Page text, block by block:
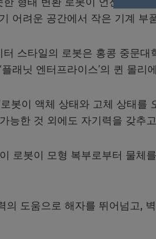
어려운 공간에서 작은 기계 부
터 스타일의 로봇은 홍콩 중문
래닛 엔터프라이스’의 퀸 몰리
봇이 액체 상태와 고체 상태를
능한 것 외에도 자기력을 갖추
로봇이 모형 복부로부터 물체
의 도움으로 해자를 뛰어넘고,